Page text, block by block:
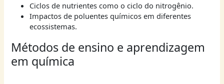
Ciclos de nutrientes como o ciclo do nitrogênio.
Impactos de poluentes químicos em diferentes
ecossistemas.
Métodos de ensino e aprendizagem
em química